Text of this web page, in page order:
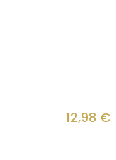
12,98 €